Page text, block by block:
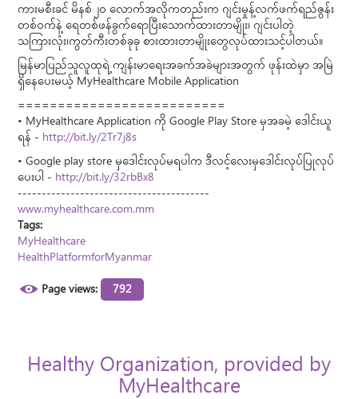
ကားမစီးခင် မိနစ် ၂၀ လောက်အလိုကတည်းက ဂျင်းမှုန့်လက်ဖက်ရည်ဇွန်း
တစ်ဝက်နဲ့ ရေတစ်ဖန်ခွက်ရောပြီးသောက်ထားတာမျိုး၊ ဂျင်းပါတဲ့
သကြားလုံး၊ကွတ်ကီးတစ်ခုခု စားထားတာမျိုးတွေလုပ်ထားသင့်ပါတယ်။
မြန်မာပြည်သူလူထုရဲ့ ကျန်းမာရေးအခက်အခဲများအတွက် ဖုန်းထဲမှာ အမြဲ
ရှိနေပေးမယ့် MyHealthcare Mobile Application
==========================
• MyHealthcare Application ကို Google Play Store မှအခမဲ့ ဒေါင်းယူ
ရန် - http://bit.ly/2Tr7j8s
• Google play store မှဒေါင်းလုပ်မရပါက ဒီလင့်လေးမှဒေါင်းလုပ်ပြုလုပ်
ပေးပါ - http://bit.ly/32rbBx8
----------------------------------------
www.myhealthcare.com.mm
Tags:
MyHealthcare
HealthPlatformforMyanmar
Page views:
792
Healthy Organization, provided by
MyHealthcare